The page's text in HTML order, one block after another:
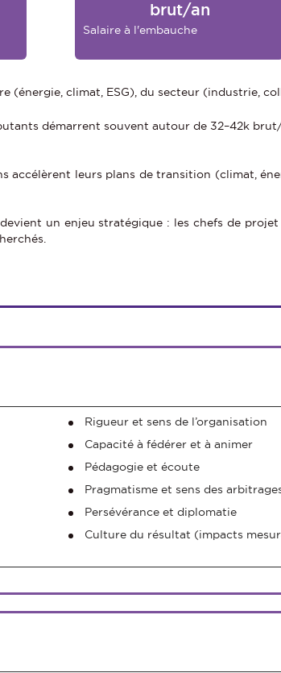
brut/an
Salaire à l'embauche
(énergie, climat, ESG), du secteur (industrie,
démarrent souvent autour de 32–42k
accélèrent leurs plans de transition (climat,
un enjeu stratégique : les chefs de
Rigueur et sens de l’organisation
Capacité à fédérer et à animer
Pédagogie et écoute
Pragmatisme et sens des
Persévérance et diplomatie
Culture du résultat (impacts